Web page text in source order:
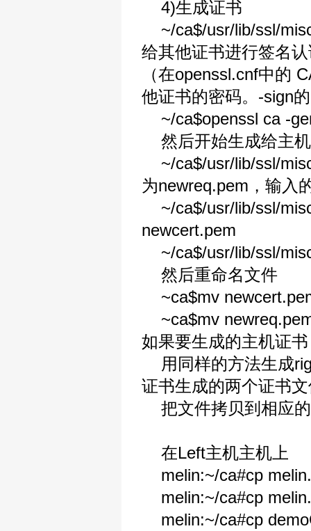
4)生成证书
~/ca$/usr/lib/ssl/
给其他证书进行签名
（在openssl.cnf中的
他证书的密码。-sign
~/ca$openssl ca -
然后开始生成给主
~/ca$/usr/lib/ssl/
为newreq.pem，输入
~/ca$/usr/lib/ssl/
newcert.pem
~/ca$/usr/lib/ssl/
然后重命名文件
~ca$mv
~ca$mv
如果要生成的主机证
用同样的方法生成
证书生成的两个证书
把文件拷贝到相应
在Left主机主机上
melin:~/ca#cp
melin:~/ca#cp
melin:~/ca#cp